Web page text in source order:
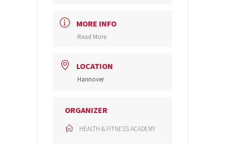
MORE INFO
Read More
LOCATION
Hannover
ORGANIZER
HEALTH & FITNESS ACADEMY